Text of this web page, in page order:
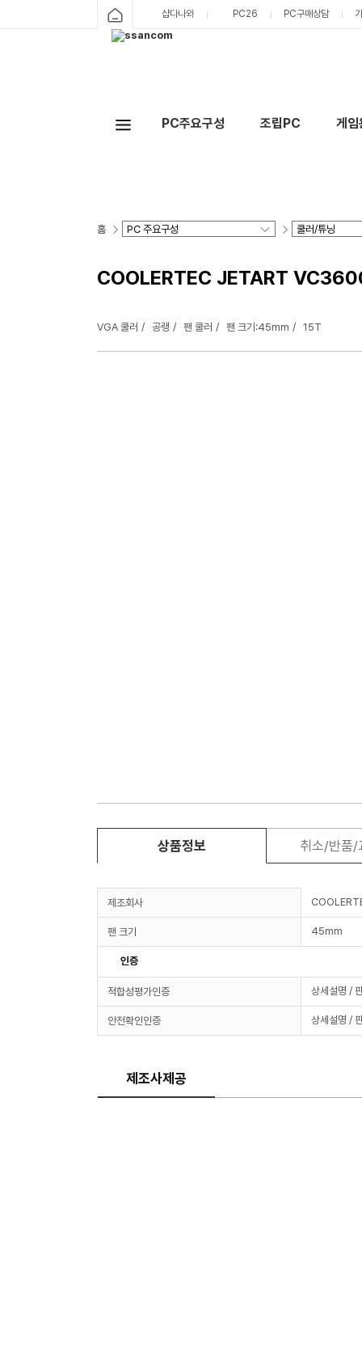
샵다나와 PC26 PC구매상담
PC주요구성 조립PC 게
홈
COOLERTEC JETART
VGA 쿨러 공랭 팬 쿨러 팬 크기:45mm 15T
상품정보 취소/반품/
제조회사
팬 크기 45mm
인증
적합성평가인증 상세설명 /
안전확인인증 상세설명 /
제조사제공